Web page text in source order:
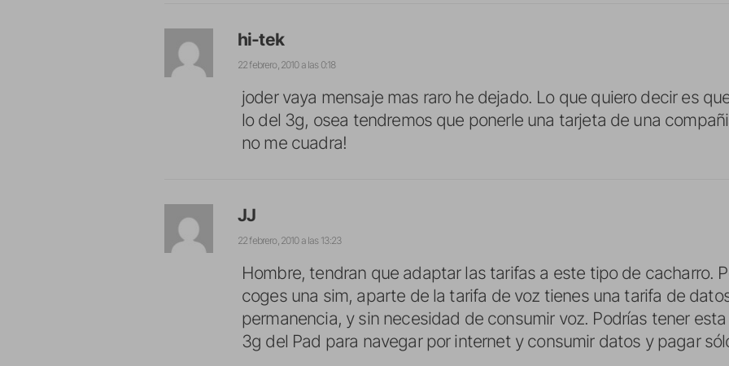
hi-tek
22 febrero, 2010 a las 0:18
joder vaya mensaje mas raro he dejado. Lo que quiero decir es
lo del 3g, osea tendremos que ponerle una tarjeta de una
no me cuadra!
JJ
22 febrero, 2010 a las 13:23
Hombre, tendran que adaptar las tarifas a este tipo de cacharro.
coges una sim, aparte de la tarifa de voz tienes una tarifa de
permanencia, y sin necesidad de consumir voz. Podrías tener
3g del Pad para navegar por internet y consumir datos y pagar